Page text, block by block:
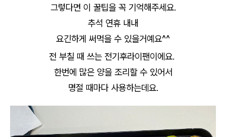
그렇다면 이 꿀팁을 꼭 기억해주세요.
추석 연휴 내내
요긴하게 써먹을 수 있을거예요^^
전 부칠 때 쓰는 전기후라이팬이에요.
한번에 많은 양을 조리할 수 있어서
명절 때마다 사용하는데요.